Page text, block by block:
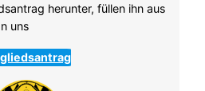
herunter, füllen ihn aus
uns